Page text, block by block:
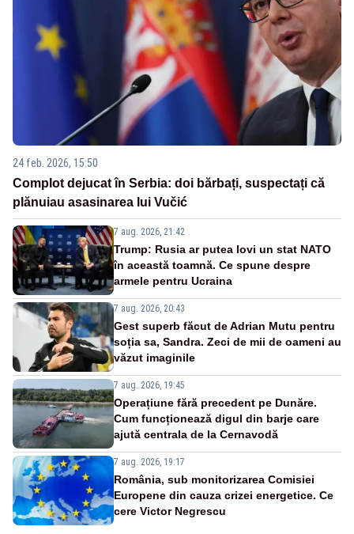
24 feb. 2026, 15:50
Complot dejucat în Serbia: doi bărbați, suspectați că
plănuiau asasinarea lui Vučić
7 aug. 2026, 21:42
Trump: Rusia ar putea lovi un stat NATO
în această toamnă. Ce spune despre
armele pentru Ucraina
7 aug. 2026, 20:43
Gest superb făcut de Adrian Mutu pentru
soția sa, Sandra. Zeci de mii de oameni au
văzut imaginile
7 aug. 2026, 19:45
Operațiune fără precedent pe Dunăre.
Cum funcționează digul din barje care
ajută centrala de la Cernavodă
7 aug. 2026, 19:17
România, sub monitorizarea Comisiei
Europene din cauza crizei energetice. Ce
cere Victor Negrescu